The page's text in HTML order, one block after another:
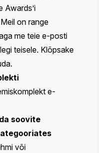
Awards’i
on range
me teie e-posti
teisele. Klõpsake
e-
soovite
või